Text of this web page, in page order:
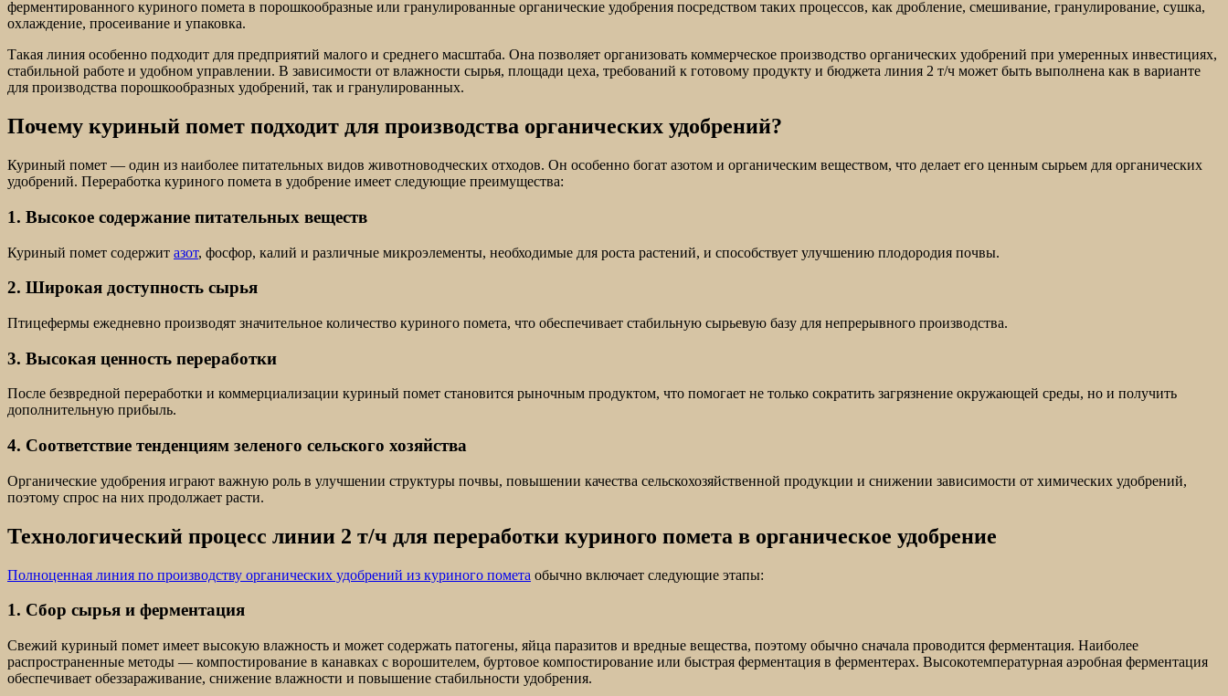
ферментированного куриного помета в порошкообразные или гранулированные органические удобрения посредством таких процессов, как дробление, смешивание, гранулирование, сушка,
охлаждение, просеивание и упаковка.
Такая линия особенно подходит для предприятий малого и среднего масштаба. Она позволяет организовать коммерческое производство органических удобрений при умеренных инвестициях,
стабильной работе и удобном управлении. В зависимости от влажности сырья, площади цеха, требований к готовому продукту и бюджета линия 2 т/ч может быть выполнена как в варианте
для производства порошкообразных удобрений, так и гранулированных.
Почему куриный помет подходит для производства органических удобрений?
Куриный помет — один из наиболее питательных видов животноводческих отходов. Он особенно богат азотом и органическим веществом, что делает его ценным сырьем для органических
удобрений. Переработка куриного помета в удобрение имеет следующие преимущества:
1. Высокое содержание питательных веществ
Куриный помет содержит азот, фосфор, калий и различные микроэлементы, необходимые для роста растений, и способствует улучшению плодородия почвы.
2. Широкая доступность сырья
Птицефермы ежедневно производят значительное количество куриного помета, что обеспечивает стабильную сырьевую базу для непрерывного производства.
3. Высокая ценность переработки
После безвредной переработки и коммерциализации куриный помет становится рыночным продуктом, что помогает не только сократить загрязнение окружающей среды, но и получить
дополнительную прибыль.
4. Соответствие тенденциям зеленого сельского хозяйства
Органические удобрения играют важную роль в улучшении структуры почвы, повышении качества сельскохозяйственной продукции и снижении зависимости от химических удобрений,
поэтому спрос на них продолжает расти.
Технологический процесс линии 2 т/ч для переработки куриного помета в органическое удобрение
Полноценная линия по производству органических удобрений из куриного помета обычно включает следующие этапы:
1. Сбор сырья и ферментация
Свежий куриный помет имеет высокую влажность и может содержать патогены, яйца паразитов и вредные вещества, поэтому обычно сначала проводится ферментация. Наиболее
распространенные методы — компостирование в канавках с ворошителем, буртовое компостирование или быстрая ферментация в ферментерах. Высокотемпературная аэробная ферментация
обеспечивает обеззараживание, снижение влажности и повышение стабильности удобрения.